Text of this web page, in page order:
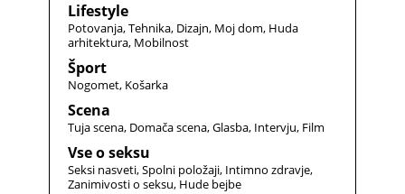
Lifestyle
Potovanja Tehnika Dizajn Moj dom Huda
arhitektura Mobilnost
Šport
Nogomet Košarka
Scena
Tuja scena Domača scena Glasba Intervju Film
Vse o seksu
Seksi nasveti Spolni položaji Intimno zdravje
Zanimivosti o seksu Hude bejbe